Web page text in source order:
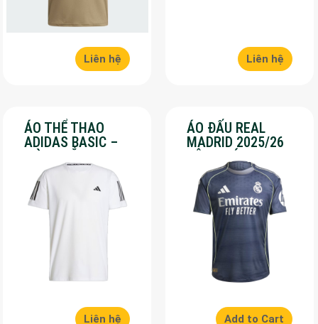
Liên hệ Liên hệ
ÁO THỂ THAO
ADIDAS BASIC –
MÀU TRẮNG – SALE
70%
Liên hệ
ÁO ĐẤU REAL
MADRID 2025/26
SÂN KHÁCH – SALE
50%
Add to Cart